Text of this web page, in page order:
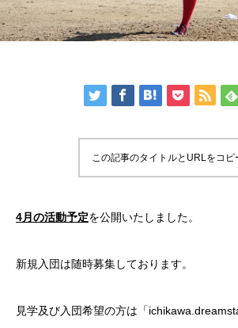
この記事のタイトルとURLをコピ
4月の活動予定を公開いたしました。
新規入団は随時募集しております。
見学及び入団希望の方は「